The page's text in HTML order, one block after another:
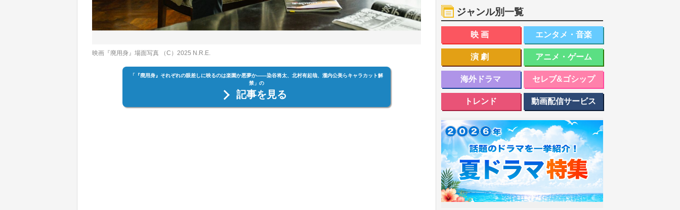
映画『廃用身』場面写真 （C）2025 N.R.E.
「『廃用身』それぞれの眼差しに映るのは楽園か悪夢か――染谷将太、北村有起哉、瀧内公美らキャラカット解
禁」の
記事を見る
ジャンル別一覧
映画 エンタメ・音楽
演劇 アニメ・ゲーム
海外ドラマ セレブ&ゴシップ
トレンド 動画配信サービス